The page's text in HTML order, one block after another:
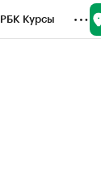
РБК Курсы